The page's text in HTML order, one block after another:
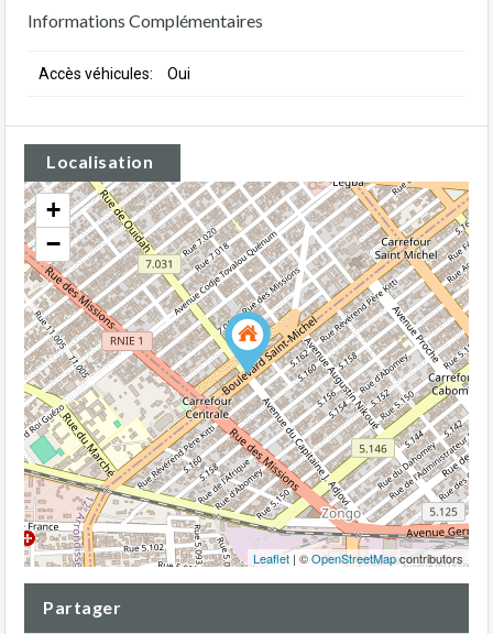
Informations Complémentaires
Accès véhicules: Oui
Localisation
+
−
Leaflet | ©OpenStreetMapcontributors
Partager